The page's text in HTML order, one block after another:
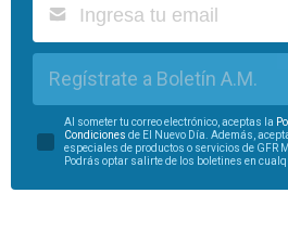
Regístrate a Boletín A.M.
Al someter tu correo electrónico, aceptas la
Condiciones de El Nuevo Día. Además,
especiales de productos o servicios de GFR
Podrás optar salirte de los boletines en